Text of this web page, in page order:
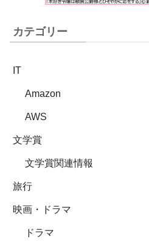
カテゴリー
IT
Amazon
AWS
文学賞
文学賞関連情報
旅行
映画・ドラマ
ドラマ